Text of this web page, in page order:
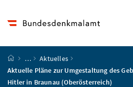
Startseite
…
Aktuelles
Aktuelle Pläne zur Umgestaltung des
Hitler in Braunau (Oberösterreich)